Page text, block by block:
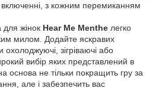
з кожним перемиканням
для жінок Hear Me Menthe легко
милом. Додайте яскравих
охолоджуючі, зігріваючі або
вибір яких представлений в
основа не тільки покращить гру за
але і забезпечить вас